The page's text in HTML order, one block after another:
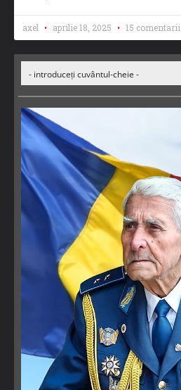
axel aprilie 18, 2025 15 comentarii